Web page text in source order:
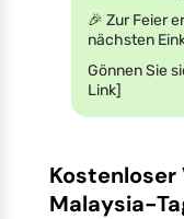
🎉 Zur Feier
nächsten
Gönnen Sie
Link]
Kostenloser
Malaysia-